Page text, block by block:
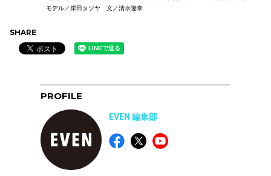
モデル／岸田タツヤ 文／清水隆幸
SHARE
PROFILE
EVEN 編集部